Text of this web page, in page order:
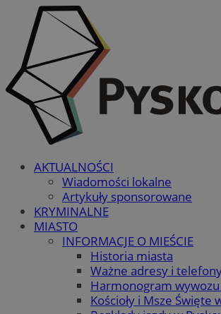
AKTUALNOŚCI
Wiadomości lokalne
Artykuły sponsorowane
KRYMINALNE
MIASTO
INFORMACJE O MIEŚCIE
Historia miasta
Ważne adresy i
Harmonogram
Kościoły i Msze Święte